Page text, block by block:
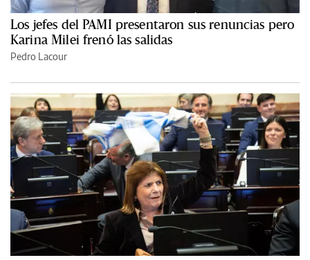
Los jefes del PAMI presentaron sus renuncias pero
Karina Milei frenó las salidas
Pedro Lacour